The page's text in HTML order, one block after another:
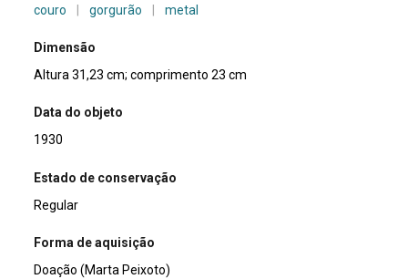
couro
| gorgurão | metal
Dimensão
Altura 31,23 cm; comprimento 23 cm
Data do objeto
1930
Estado de conservação
Regular
Forma de aquisição
Doação (Marta Peixoto)